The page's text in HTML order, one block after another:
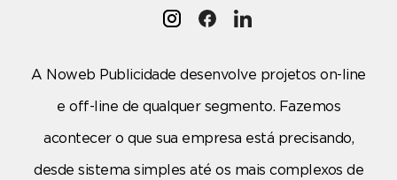
A Noweb Publicidade desenvolve projetos on-line
e off-line de qualquer segmento. Fazemos
acontecer o que sua empresa está precisando,
desde sistema simples até os mais complexos de